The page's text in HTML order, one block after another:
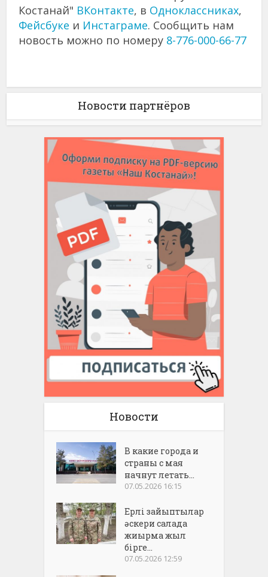
Костанай" ВКонтакте, в Одноклассниках,
Фейсбуке и Инстаграме. Сообщить нам
новость можно по номеру 8-776-000-66-77
Новости партнёров
Новости
В какие города и
страны с мая
начнут летать...
07.05.2026 16:15
Ерлі зайыптылар
әскери салада
жиырма жыл
бірге...
07.05.2026 12:59